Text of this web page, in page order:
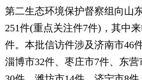
第二生态环境保护督察组向山
251件(重点关注件7件)，其中
件。本批信访件涉及济南市46
淄博市32件、枣庄市7件、东